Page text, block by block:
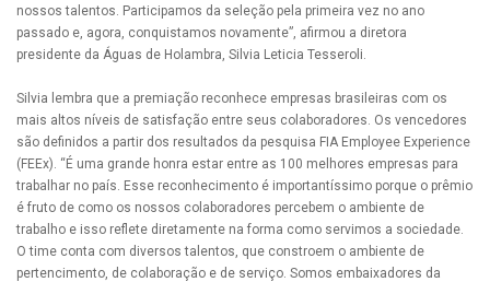
nossos talentos. Participamos da seleção pela primeira vez no ano
passado e, agora, conquistamos novamente”, afirmou a diretora
presidente da Águas de Holambra, Silvia Leticia Tesseroli.
Silvia lembra que a premiação reconhece empresas brasileiras com os
mais altos níveis de satisfação entre seus colaboradores. Os vencedores
são definidos a partir dos resultados da pesquisa FIA Employee Experience
(FEEx). “É uma grande honra estar entre as 100 melhores empresas para
trabalhar no país. Esse reconhecimento é importantíssimo porque o prêmio
é fruto de como os nossos colaboradores percebem o ambiente de
trabalho e isso reflete diretamente na forma como servimos a sociedade.
O time conta com diversos talentos, que constroem o ambiente de
pertencimento, de colaboração e de serviço. Somos embaixadores da